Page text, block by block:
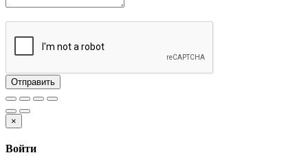
Отправить
×
Войти